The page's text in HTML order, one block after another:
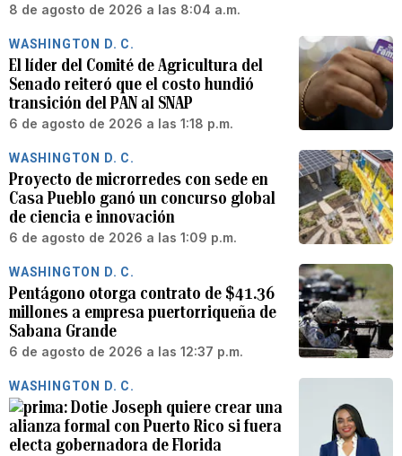
8 de agosto de 2026 a las 8:04 a.m.
WASHINGTON D. C.
El líder del Comité de Agricultura del
Senado reiteró que el costo hundió
transición del PAN al SNAP
6 de agosto de 2026 a las 1:18 p.m.
WASHINGTON D. C.
Proyecto de microrredes con sede en
Casa Pueblo ganó un concurso global
de ciencia e innovación
6 de agosto de 2026 a las 1:09 p.m.
WASHINGTON D. C.
Pentágono otorga contrato de $41.36
millones a empresa puertorriqueña de
Sabana Grande
6 de agosto de 2026 a las 12:37 p.m.
WASHINGTON D. C.
Dotie Joseph quiere crear una
alianza formal con Puerto Rico si fuera
electa gobernadora de Florida